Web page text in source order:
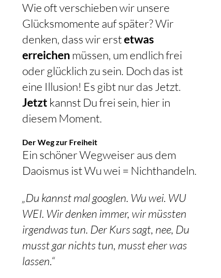
Wie oft verschieben wir unsere
Glücksmomente auf später? Wir
denken, dass wir erstetwas
erreichen müssen, um endlich frei
oder glücklich zu sein. Doch das ist
eine Illusion! Es gibt nur das Jetzt.
Jetztkannst Du frei sein, hier in
diesem Moment.
Der Weg zur Freiheit
Ein schöner Wegweiser aus dem
Daoismus ist Wu wei = Nichthandeln.
„Du kannst mal googlen. Wu wei. WU
WEI. Wir denken immer, wir müssten
irgendwas tun. Der Kurs sagt, nee, Du
musst gar nichts tun, musst eher was
lassen.“